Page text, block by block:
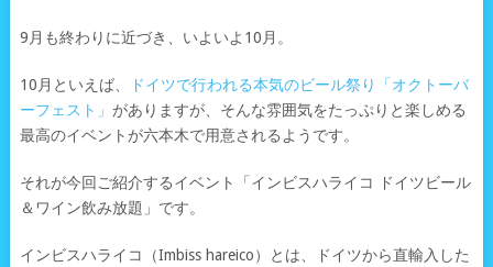
9月も終わりに近づき、いよいよ10月。
10月といえば、
ドイツで行われる本気のビール祭り「オクトーバ
ーフェスト」 がありますが、そんな雰囲気をたっぷりと楽しめる
最高のイベントが六本木で用意されるようです。
それが今回ご紹介するイベント「インビスハライコ ドイツビール
＆ワイン飲み放題」です。
インビスハライコ（Imbiss hareico）とは、ドイツから直輸入した